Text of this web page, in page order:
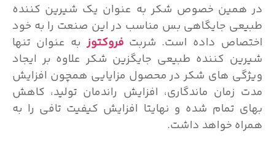
در همین خصوص شکر به عنوان یک شیرین کننده
طبیعی جایگاهی بس مناسب در این صنعت را به خود
اختصاص داده است. شربت فروکتوز به عنوان تنها
شیرین کننده طبیعی جایگزین شکر علاوه بر ایجاد
ویژگی های شکر در محصول مزایایی همچون افزایش
مدت زمان ماندگاری، افزایش راندمان تولید، کاهش
بهای تمام شده و نهایتا افزایش کیفیت تافی را به
همراه خواهد داشت.